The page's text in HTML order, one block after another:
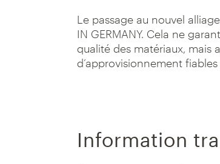
Le passage au nouvel
IN GERMANY. Cela ne
qualité des matériaux, mais
d’approvisionnement
Information